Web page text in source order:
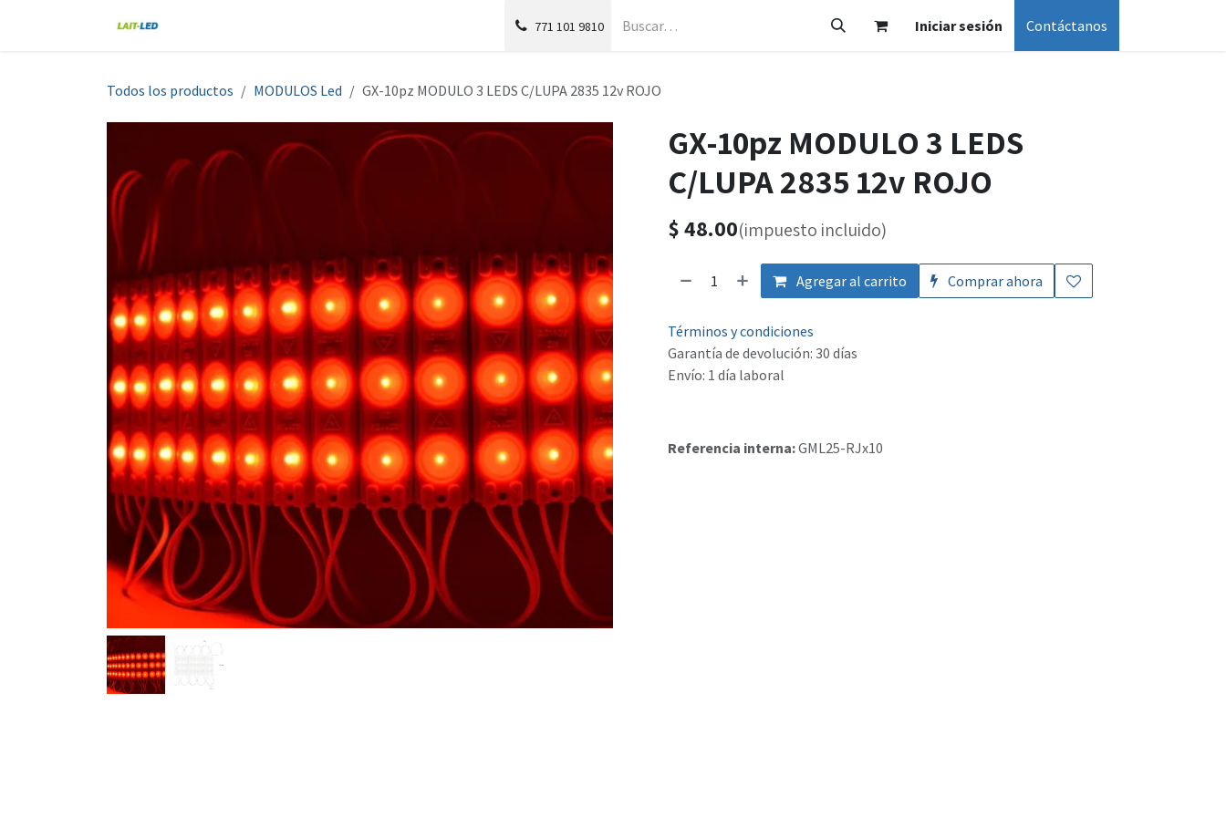
771 101 9810 Iniciar sesión Contáctanos
Todos los productos MODULOS Led GX-10pz MODULO 3 LEDS C/LUPA 2835 12v ROJO
GX-10pz MODULO 3 LEDS
C/LUPA 2835 12v ROJO
$48.00(impuesto incluido)
Agregar al carrito Comprar ahora
Términos y condiciones
Garantía de devolución: 30 días
Envío: 1 día laboral
Referencia interna:GML25-RJx10